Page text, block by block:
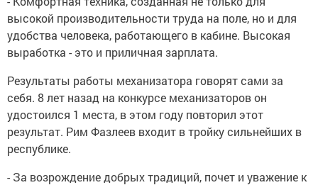
высокой производительности труда на поле, но и для
удобства человека, работающего в кабине. Высокая
выработка - это и приличная зарплата.
Результаты работы механизатора говорят сами за
себя. 8 лет назад на конкурсе механизаторов он
удостоился 1 места, в этом году повторил этот
результат. Рим Фазлеев входит в тройку сильнейших в
республике.
- За возрождение добрых традиций, почет и уважение к